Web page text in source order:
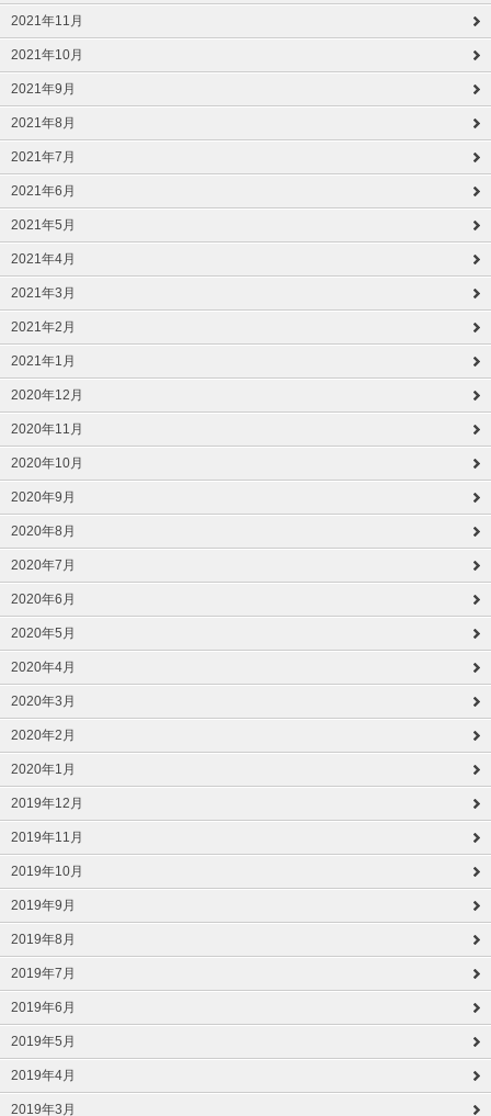
2021年11月
2021年10月
2021年9月
2021年8月
2021年7月
2021年6月
2021年5月
2021年4月
2021年3月
2021年2月
2021年1月
2020年12月
2020年11月
2020年10月
2020年9月
2020年8月
2020年7月
2020年6月
2020年5月
2020年4月
2020年3月
2020年2月
2020年1月
2019年12月
2019年11月
2019年10月
2019年9月
2019年8月
2019年7月
2019年6月
2019年5月
2019年4月
2019年3月